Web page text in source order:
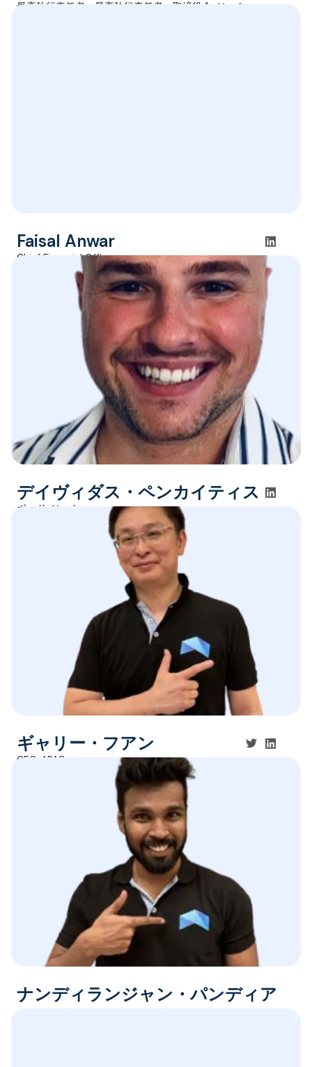
最高執行責任者、最高執行責任者、取締役会メンバー
Faisal Anwar
Chief Financial Officer
デイヴィダス・ペンカイティス
ボードメンバー
ギャリー・フアン
CEO, APAC
ナンディランジャン・パンディア